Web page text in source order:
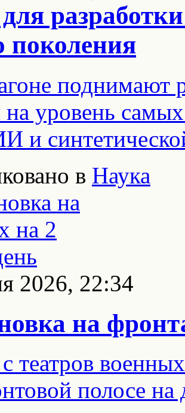
поколения
поднимают
уровень
и
в Наука
2026, 22:34
на
театров
полосе на